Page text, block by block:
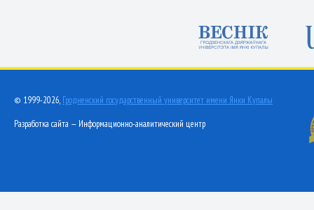
© 1999-2026, Гродненский государственный университет имени Янки Купалы
Разработка сайта — Информационно-аналитический центр